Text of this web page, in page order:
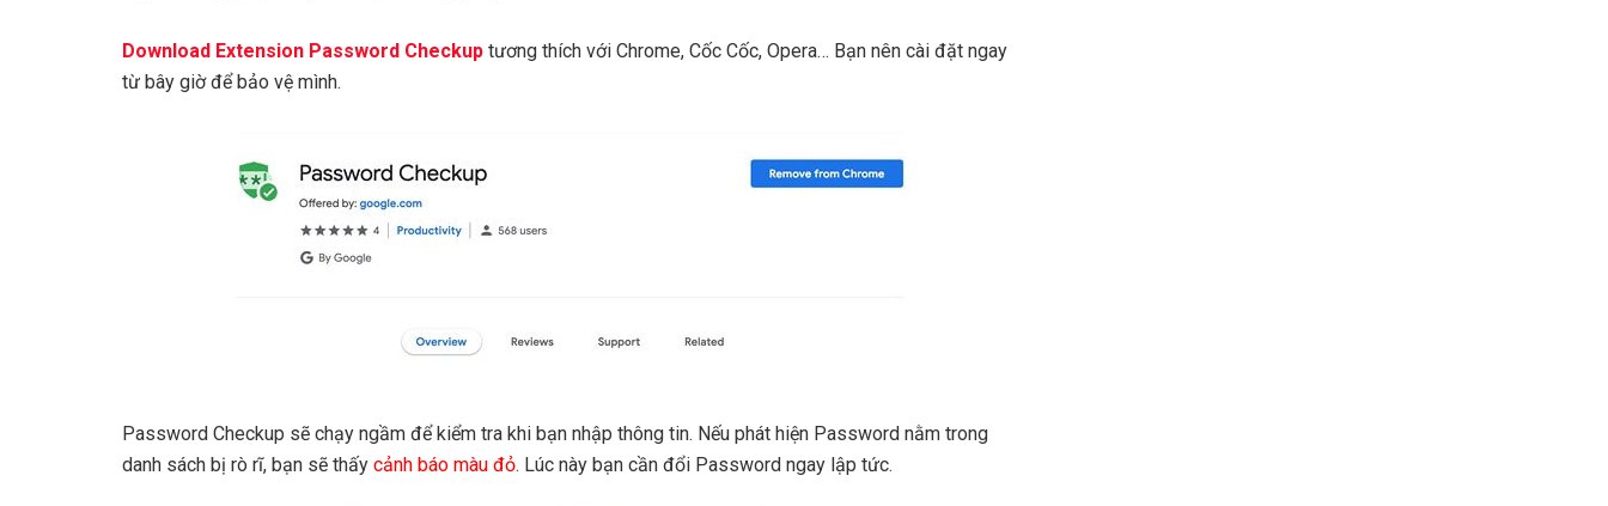
Download Extension Password Checkup tương thích với Chrome, Cốc Cốc, Opera… Bạn nên cài đặt ngay
từ bây giờ để bảo vệ mình.
Password Checkup sẽ chạy ngầm để kiểm tra khi bạn nhập thông tin. Nếu phát hiện Password nằm trong
danh sách bị rò rĩ, bạn sẽ thấy cảnh báo màu đỏ. Lúc này bạn cần đổi Password ngay lập tức.